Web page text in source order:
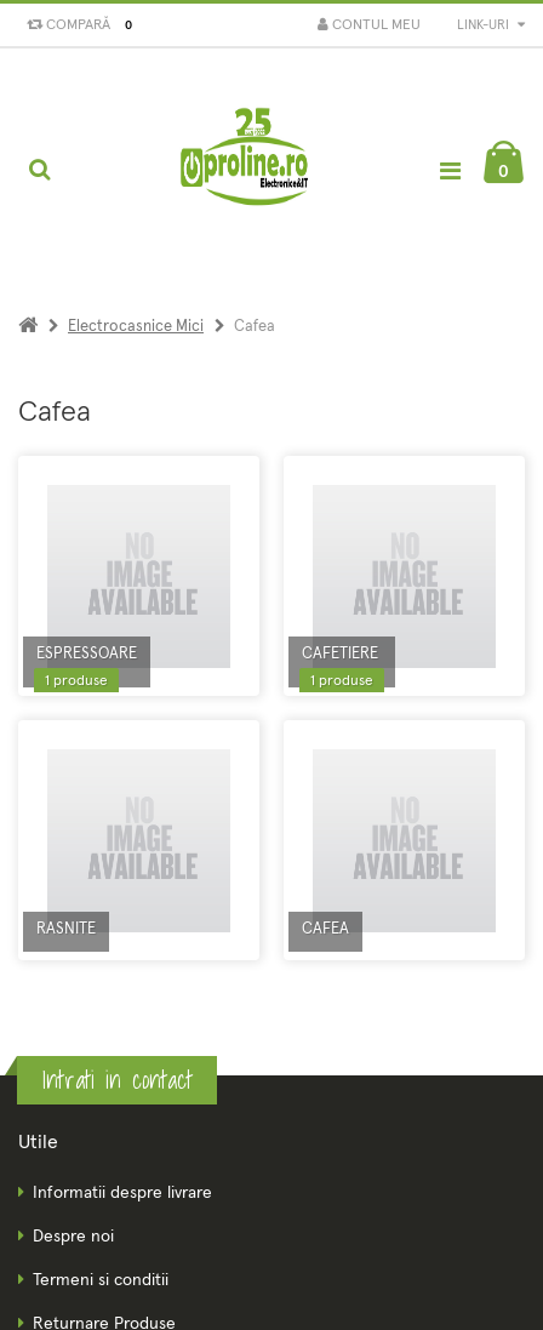
COMPARĂ 0 LINK-URI
CONTUL MEU
0
Electrocasnice Mici Cafea
Cafea
ESPRESSOARE
1 produse
CAFETIERE
1 produse
RASNITE CAFEA
Intrati in contact
Utile
Informatii despre livrare
Despre noi
Termeni si conditii
Returnare Produse